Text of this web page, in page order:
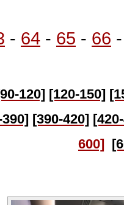
- 64 - 65 - 66
120] [120-150]
[390-420]
600]